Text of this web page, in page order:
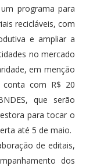
programa para
recicláveis, com
e ampliar a
no mercado
em menção
conta com R$ 20
que serão
para tocar o
até 5 de maio.
de editais,
dos